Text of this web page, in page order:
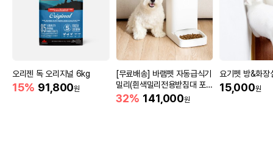
오리젠 독 오리지널 6kg
15% 91,800원
[무료배송] 바램펫 자동급식기
밀리(흰색밀리전용받침대 포
함)
32% 141,000원
요기펫 방&화장
15,000원